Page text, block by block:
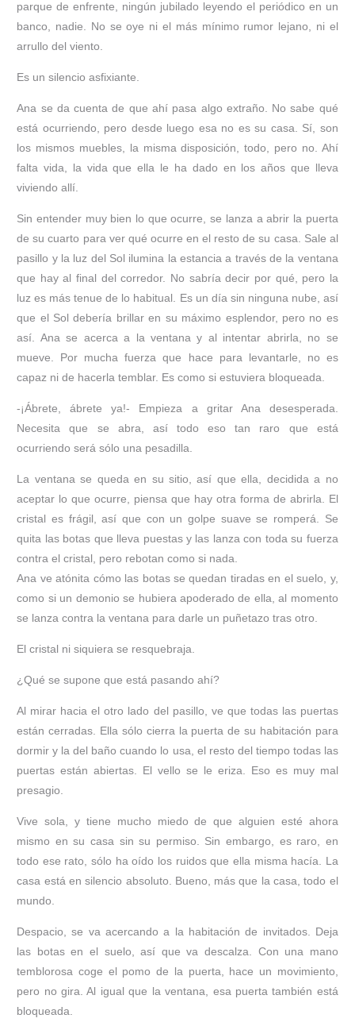
parque de enfrente, ningún jubilado leyendo el periódico en un
banco, nadie. No se oye ni el más mínimo rumor lejano, ni el
arrullo del viento.
Es un silencio asfixiante.
Ana se da cuenta de que ahí pasa algo extraño. No sabe qué
está ocurriendo, pero desde luego esa no es su casa. Sí, son
los mismos muebles, la misma disposición, todo, pero no. Ahí
falta vida, la vida que ella le ha dado en los años que lleva
viviendo allí.
Sin entender muy bien lo que ocurre, se lanza a abrir la puerta
de su cuarto para ver qué ocurre en el resto de su casa. Sale al
pasillo y la luz del Sol ilumina la estancia a través de la ventana
que hay al final del corredor. No sabría decir por qué, pero la
luz es más tenue de lo habitual. Es un día sin ninguna nube, así
que el Sol debería brillar en su máximo esplendor, pero no es
así. Ana se acerca a la ventana y al intentar abrirla, no se
mueve. Por mucha fuerza que hace para levantarle, no es
capaz ni de hacerla temblar. Es como si estuviera bloqueada.
-¡Ábrete, ábrete ya!- Empieza a gritar Ana desesperada.
Necesita que se abra, así todo eso tan raro que está
ocurriendo será sólo una pesadilla.
La ventana se queda en su sitio, así que ella, decidida a no
aceptar lo que ocurre, piensa que hay otra forma de abrirla. El
cristal es frágil, así que con un golpe suave se romperá. Se
quita las botas que lleva puestas y las lanza con toda su fuerza
contra el cristal, pero rebotan como si nada.
Ana ve atónita cómo las botas se quedan tiradas en el suelo, y,
como si un demonio se hubiera apoderado de ella, al momento
se lanza contra la ventana para darle un puñetazo tras otro.
El cristal ni siquiera se resquebraja.
¿Qué se supone que está pasando ahí?
Al mirar hacia el otro lado del pasillo, ve que todas las puertas
están cerradas. Ella sólo cierra la puerta de su habitación para
dormir y la del baño cuando lo usa, el resto del tiempo todas las
puertas están abiertas. El vello se le eriza. Eso es muy mal
presagio.
Vive sola, y tiene mucho miedo de que alguien esté ahora
mismo en su casa sin su permiso. Sin embargo, es raro, en
todo ese rato, sólo ha oído los ruidos que ella misma hacía. La
casa está en silencio absoluto. Bueno, más que la casa, todo el
mundo.
Despacio, se va acercando a la habitación de invitados. Deja
las botas en el suelo, así que va descalza. Con una mano
temblorosa coge el pomo de la puerta, hace un movimiento,
pero no gira. Al igual que la ventana, esa puerta también está
bloqueada.